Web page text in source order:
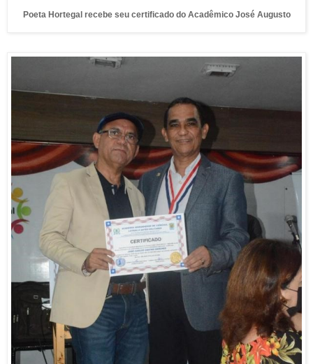
Poeta Hortegal recebe seu certificado do Acadêmico José Augusto